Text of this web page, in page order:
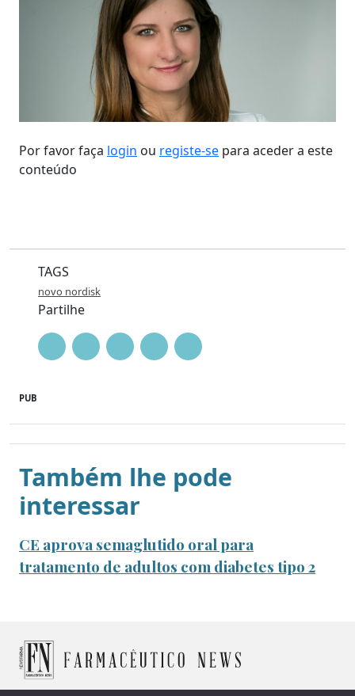
Por favor faça login ou registe-se para aceder a este
conteúdo
TAGS
novo nordisk
Partilhe
PUB
Também lhe pode
interessar
CE aprova semaglutido oral para
tratamento de adultos com diabetes tipo 2